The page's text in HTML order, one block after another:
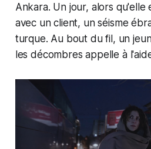
Ankara. Un jour, alors qu'elle
avec un client, un séisme
turque. Au bout du fil, un
les décombres appelle à